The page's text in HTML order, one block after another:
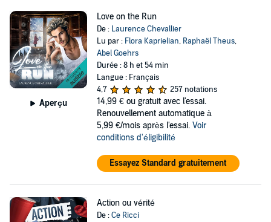
Aperçu
Love on the Run
De : Laurence Chevallier
Lu par : Flora Kaprielian, Raphaël Theus,
Abel Goehrs
Durée : 8 h et 54 min
Langue : Français
4,7
257 notations
14,99 € ou gratuit avec l'essai.
Renouvellement automatique à
5,99 €/mois après l'essai. Voir
conditions d'éligibilité
Essayez Standard gratuitement
Action ou vérité
De :Ce Ricci